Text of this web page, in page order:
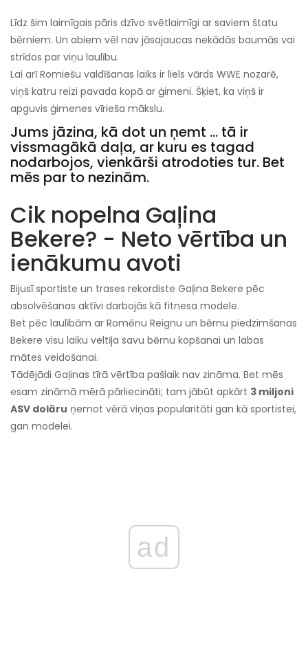
Līdz šim laimīgais pāris dzīvo svētlaimīgi ar saviem štatu
bērniem. Un abiem vēl nav jāsajaucas nekādās baumās vai
strīdos par viņu laulību.
Lai arī Romiešu valdīšanas laiks ir liels vārds WWE nozarē,
viņš katru reizi pavada kopā ar ģimeni. Šķiet, ka viņš ir
apguvis ģimenes vīrieša mākslu.
Jums jāzina, kā dot un ņemt ... tā ir
vissmagākā daļa, ar kuru es tagad
nodarbojos, vienkārši atrodoties tur. Bet
mēs par to nezinām.
Cik nopelna Gaļina
Bekere? - Neto vērtība un
ienākumu avoti
Bijusī sportiste un trases rekordiste Gaļina Bekere pēc
absolvēšanas aktīvi darbojās kā fitnesa modele.
Bet pēc laulībām ar Romēnu Reignu un bērnu piedzimšanas
Bekere visu laiku veltīja savu bērnu kopšanai un labas
mātes veidošanai.
Tādējādi Gaļinas tīrā vērtība pašlaik nav zināma. Bet mēs
esam zināmā mērā pārliecināti; tam jābūt apkārt 3 miljoni
ASV dolāru ņemot vērā viņas popularitāti gan kā sportistei,
gan modelei.
ad